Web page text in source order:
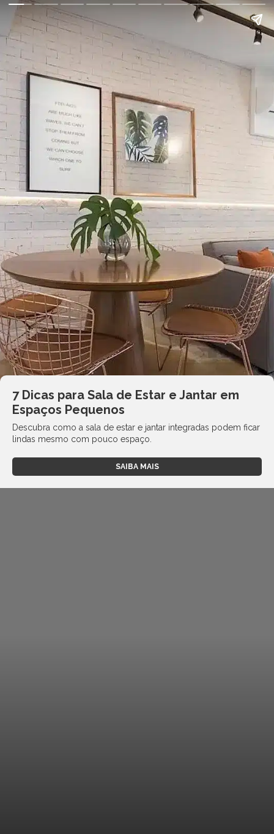
7 Dicas para Sala de Estar e Jantar em
Espaços Pequenos
Descubra como a sala de estar e jantar integradas podem ficar
lindas mesmo com pouco espaço.
SAIBA MAIS